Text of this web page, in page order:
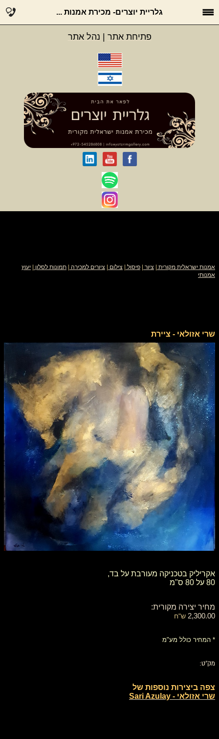
גלריית יוצרים- מכירת אמנות ...
פתיחת אתר נהל אתר
אמנות ישראלית מקורית ציור פיסול צילום ציורים למכירה תמונות לסלון
יעוץ
אמנותי
שרי אזולאי - ציירת
אקריליק בטכניקה מעורבת על בד,
80 על 80 ס"מ
מחיר יצירה מקורית:
2,300.00 ש"ח
* המחיר כולל מע"מ
מק"ט:
צפה ביצירות נוספות של
שרי אזולאי - Sari Azulay